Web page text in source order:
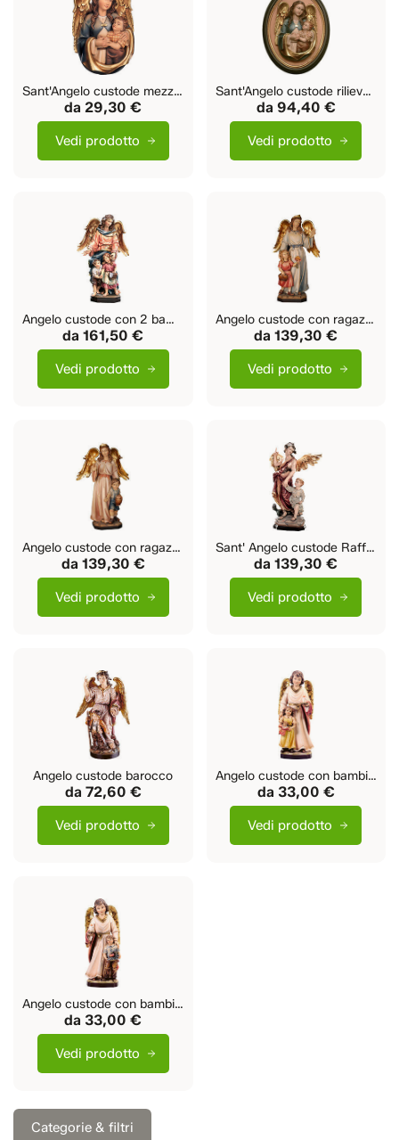
Vedi prodotto
Sant'Angelo custode mezzobusto
da 29,30 €
Vedi prodotto
Sant'Angelo custode rilievo e cornice
da 94,40 €
Vedi prodotto
Angelo custode con 2 bambini
da 161,50 €
Vedi prodotto
Angelo custode con ragazza
da 139,30 €
Vedi prodotto
Angelo custode con ragazzo
da 139,30 €
Vedi prodotto
Sant' Angelo custode Raffaele
da 139,30 €
Vedi prodotto
Angelo custode barocco
da 72,60 €
Vedi prodotto
Angelo custode con bambina
da 33,00 €
Vedi prodotto
Angelo custode con bambino
da 33,00 €
Categorie & filtri